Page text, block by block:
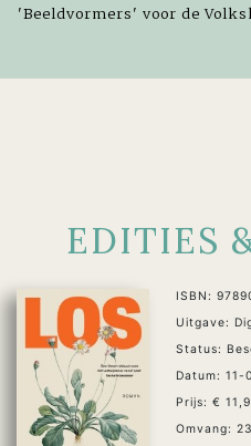
'Beeldvormers' voor de
EDITIES
ISBN:
Uitgave:
Status:
Datum:
Prijs: €
Omvang: